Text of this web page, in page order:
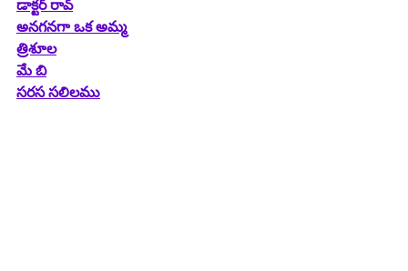
డాక్టర్ రావ్
అనగనగా ఒక అమ్మ
త్రిశూల
మే బి
సరస సలిలము